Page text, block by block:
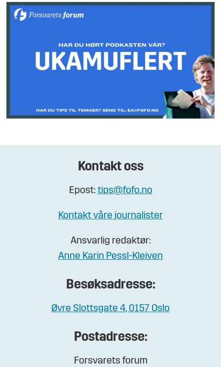
Kontakt oss
Epost: tips@fofo.no
Kontakt våre journalister
Ansvarlig redaktør:
Anne Karin Pessl-Kleiven
Besøksadresse:
Øvre Slottsgate 4, 0157 Oslo
Postadresse:
Forsvarets forum